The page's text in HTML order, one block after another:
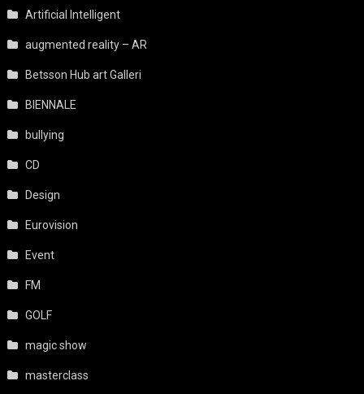
Artificial Intelligent
augmented reality – AR
Betsson Hub art Galleri
BIENNALE
bullying
CD
Design
Eurovision
Event
FM
GOLF
magic show
masterclass